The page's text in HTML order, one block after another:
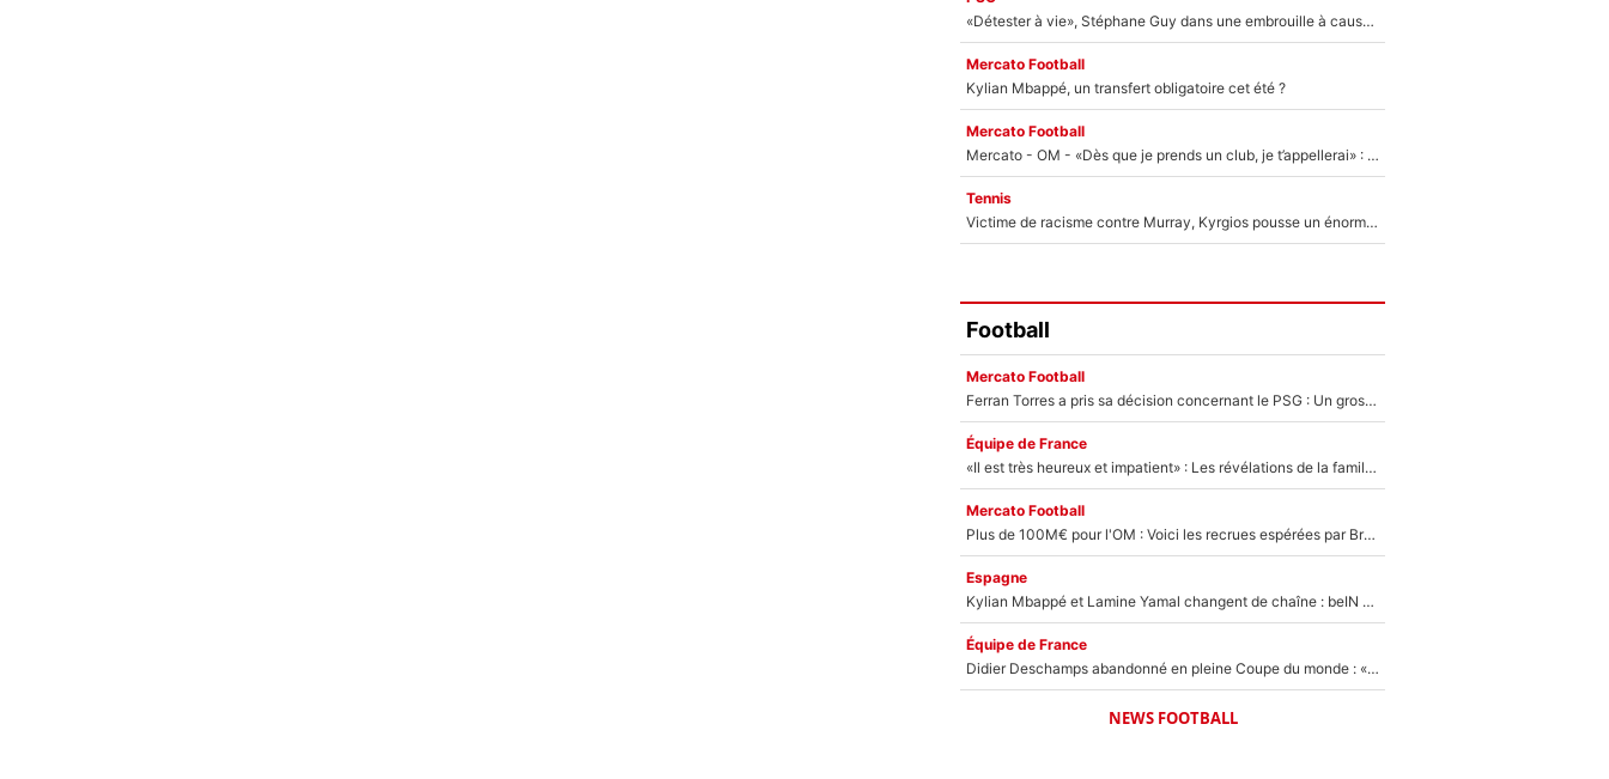
«Détester à vie», Stéphane Guy dans une embrouille à cause du PSG !
Mercato Football
Kylian Mbappé, un transfert obligatoire cet été ?
Mercato Football
Mercato - OM - «Dès que je prends un club, je t’appellerai» : La promesse de Marcelino au moment de claquer la porte
Tennis
Victime de racisme contre Murray, Kyrgios pousse un énorme coup de gueule !
Football
Mercato Football
Ferran Torres a pris sa décision concernant le PSG : Un gros club étranger prêt à relancer le feuilleton pour la signature du champion du monde 2026 !
Équipe de France
«Il est très heureux et impatient» : Les révélations de la famille Zidane sur sa prise de pouvoir en équipe de France !
Mercato Football
Plus de 100M€ pour l'OM : Voici les recrues espérées par Bruno Genesio et Grégory Lorenzi après l’opération dégraissage
Espagne
Kylian Mbappé et Lamine Yamal changent de chaîne : beIN SPORTS ne digère pas cette décision historique et prédit un fiasco pour la Liga
Équipe de France
Didier Deschamps abandonné en pleine Coupe du monde : «La FFF était déjà passée à Zinedine Zidane»
NEWS FOOTBALL